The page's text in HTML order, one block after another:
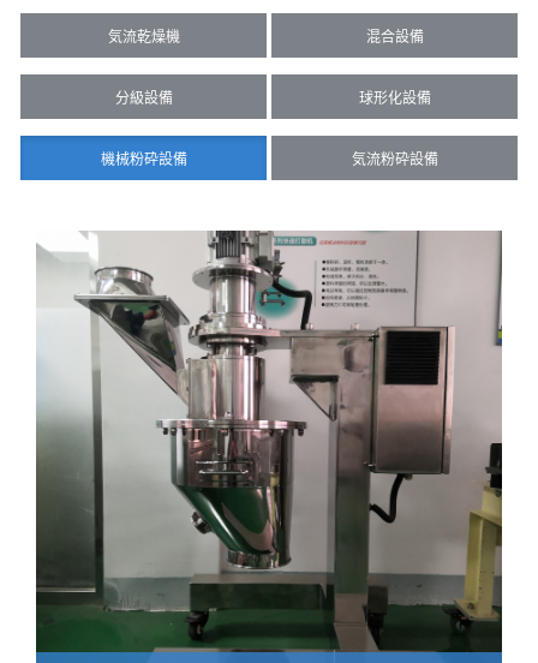
気流乾燥機 混合設備
分級設備 球形化設備
機械粉砕設備 気流粉砕設備